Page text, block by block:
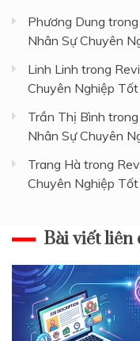
Phương Dung trong
Nhân Sự Chuyên
Linh Linh trong
Chuyên Nghiệp
Trần Thị Bình trong
Nhân Sự Chuyên
Trang Hà trong
Chuyên Nghiệp
Bài viết liên